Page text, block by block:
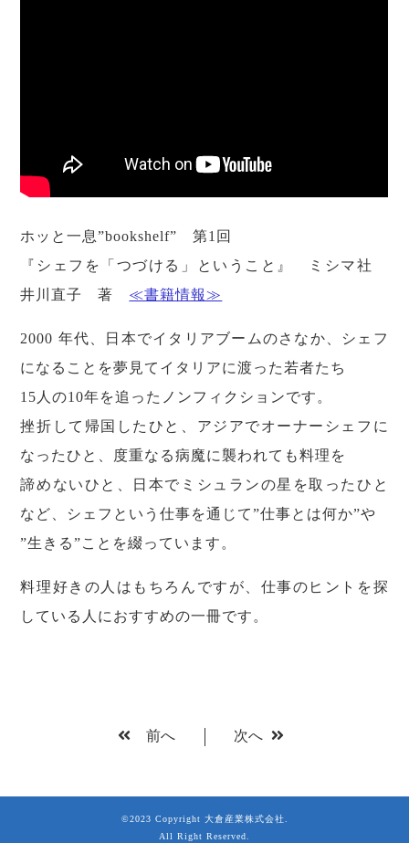
ホッと一息”bookshelf” 第1回
『シェフを「つづける」ということ』 ミシマ社
井川直子 著 ≪書籍情報≫
2000 年代、日本でイタリアブームのさなか、シェフ
になることを夢見てイタリアに渡った若者たち
15人の10年を追ったノンフィクションです。
挫折して帰国したひと、アジアでオーナーシェフに
なったひと、度重なる病魔に襲われても料理を
諦めないひと、日本でミシュランの星を取ったひと
など、シェフという仕事を通じて”仕事とは何か”や
”生きる”ことを綴っています。
料理好きの人はもちろんですが、仕事のヒントを探
している人におすすめの一冊です。
前へ 次へ
©2023 Copyright 大倉産業株式会社.
All Right Reserved.